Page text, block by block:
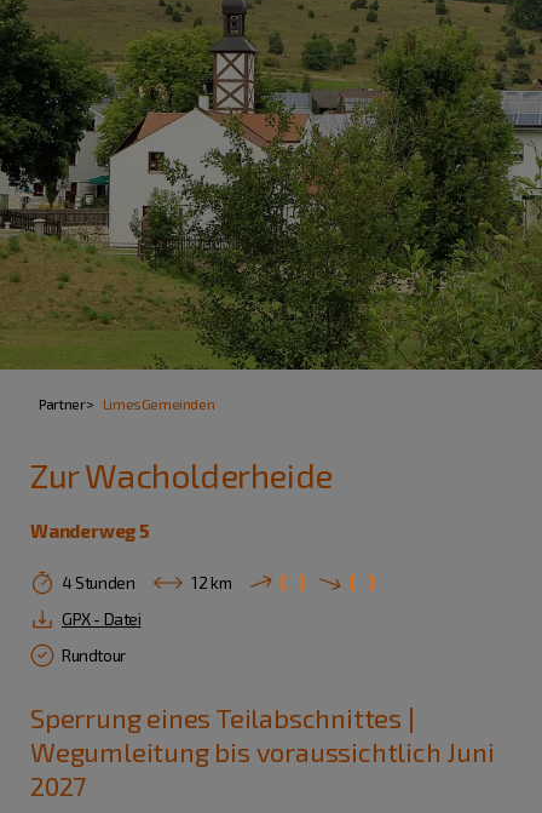
Partner LimesGemeinden
Zur Wacholderheide
Wanderweg 5
4 Stunden
12 km
GPX - Datei
Rundtour
Sperrung eines Teilabschnittes |
Wegumleitung bis voraussichtlich Juni
2027